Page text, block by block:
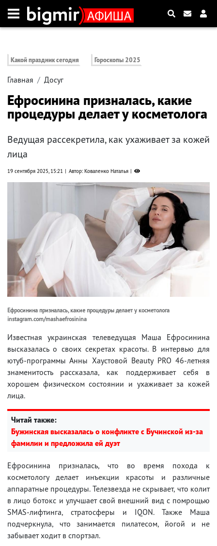
Какой праздник сегодня Гороскопы 2025
Главная Досуг
Ефросинина призналась, какие
процедуры делает у косметолога
Ведущая рассекретила, как ухаживает за кожей
лица
19 сентября 2025, 15:21 Автор: Коваленко Наталья
Ефросинина призналась, какие процедуры делает у косметолога
instagram.com/mashaefrosinina
Известная украинская телеведущая Маша Ефросинина
высказалась о своих секретах красоты. В интервью для
ютуб-программы Анны Хаустовой Beauty PRO 46-летняя
знаменитость рассказала, как поддерживает себя в
хорошем физическом состоянии и ухаживает за кожей
лица.
Читай также:
Бужинская высказалась о конфликте с Бучинской из-за
фамилии и предложила ей дуэт
Ефросинина призналась, что во время похода к
косметологу делает инъекции красоты и различные
аппаратные процедуры. Телезвезда не скрывает, что колит
в лицо ботокс и улучшает свой внешний вид с помрощью
SMAS-лифтинга, стратосферы и IQON. Также Маша
подчеркнула, что занимается пилатесом, йогой и не
забывает ходит в спортзал.